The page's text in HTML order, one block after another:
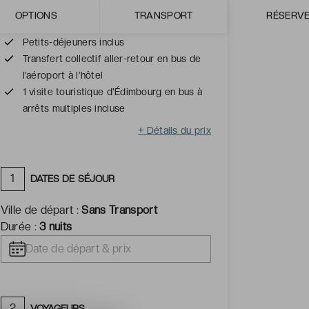
OPTIONS TRANSPORT
Petits-déjeuners inclus
Transfert collectif aller-retour en bus de
l’aéroport à l’hôtel
1 visite touristique d'Édimbourg en bus à
arrêts multiples incluse
+ Détails du prix
1 DATES DE SÉJOUR
Ville de départ :Sans Transport
Durée :3 nuits